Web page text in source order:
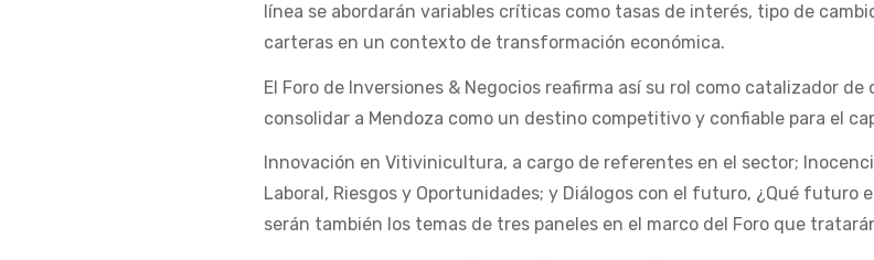
línea se abordarán variables críticas como tasas de interés, tipo de
carteras en un contexto de transformación económica.
El Foro de Inversiones & Negocios reafirma así su rol como catalizador de
consolidar a Mendoza como un destino competitivo y confiable para el
Innovación en Vitivinicultura, a cargo de referentes en el sector;
Laboral, Riesgos y Oportunidades; y Diálogos con el futuro, ¿Qué futuro
serán también los temas de tres paneles en el marco del Foro que